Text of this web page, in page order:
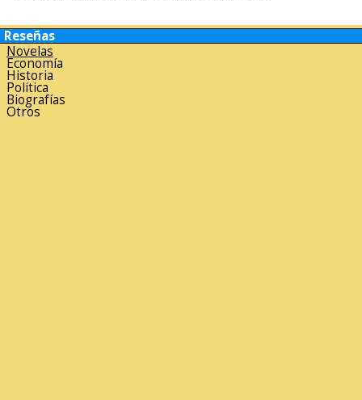
Reseñas
Novelas
Economía
Historia
Política
Biografías
Otros